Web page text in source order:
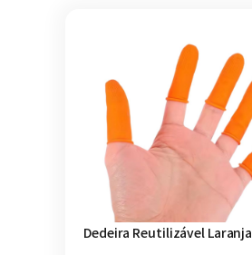
Dedeira Reutilizável Laranja